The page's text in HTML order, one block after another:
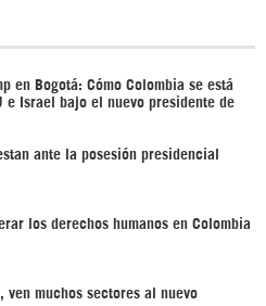
en Bogotá: Cómo Colombia se está
e Israel bajo el nuevo presidente de
ante la posesión presidencial
los derechos humanos en Colombia
ven muchos sectores al nuevo